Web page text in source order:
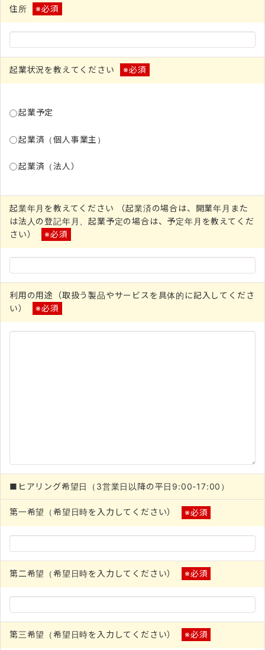
住所 ※必須
起業状況を教えてください ※必須
起業予定
起業済（個人事業主）
起業済（法人）
起業年月を教えてください （起業済の場合は、開業年月また
は法人の登記年月、起業予定の場合は、予定年月を教えてくだ
さい）
※必須
利用の用途（取扱う製品やサービスを具体的に記入してくださ
い）
※必須
■ヒアリング希望日（3営業日以降の平日9:00-17:00）
第一希望（希望日時を入力してください） ※必須
第二希望（希望日時を入力してください） ※必須
第三希望（希望日時を入力してください） ※必須